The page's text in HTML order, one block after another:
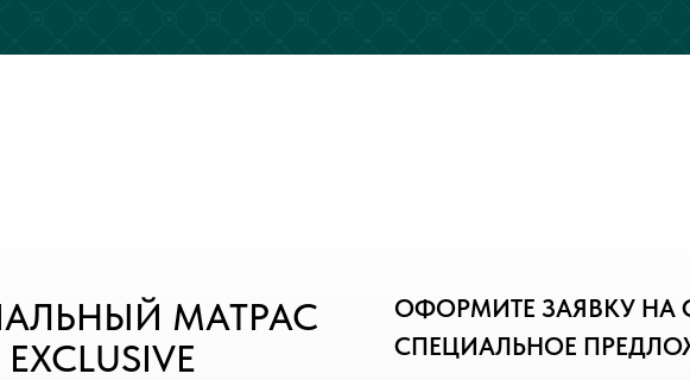
МАТРАС
ОФОРМИТЕ ЗАЯВКУ НА
СПЕЦИАЛЬНОЕ